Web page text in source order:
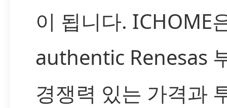
이 됩니다. ICHOME
authentic Renesas
경쟁력 있는 가격과